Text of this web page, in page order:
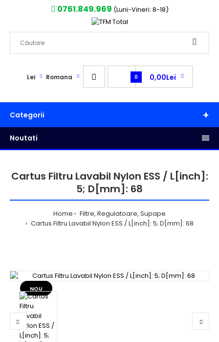
0761.849.969 (Luni-Vineri: 8-18)
Lei Romana 0 0,00Lei
Categorii
Noutati
Cartus Filtru Lavabil Nylon ESS / L[inch]:
5; D[mm]: 68
Home
Filtre, Regulatoare, Supape
Cartus Filtru Lavabil Nylon ESS / L[inch]: 5; D[mm]: 68
NOU